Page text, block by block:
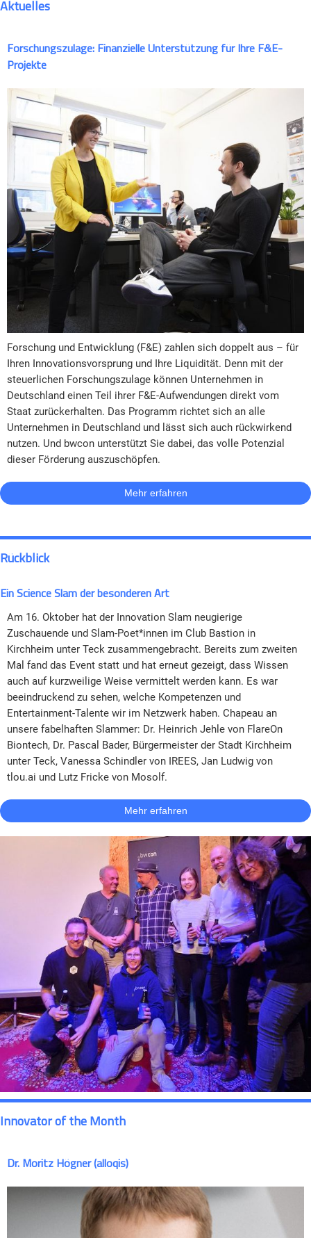
Aktuelles
Forschungszulage: Finanzielle Unterstützung für Ihre F&E-
Projekte
Forschung und Entwicklung (F&E) zahlen sich doppelt aus – für
Ihren Innovationsvorsprung und Ihre Liquidität. Denn mit der
steuerlichen Forschungszulage können Unternehmen in
Deutschland einen Teil ihrer F&E-Aufwendungen direkt vom
Staat zurückerhalten. Das Programm richtet sich an alle
Unternehmen in Deutschland und lässt sich auch rückwirkend
nutzen. Und bwcon unterstützt Sie dabei, das volle Potenzial
dieser Förderung auszuschöpfen.
Mehr erfahren
Rückblick
Ein Science Slam der besonderen Art
Am 16. Oktober hat der Innovation Slam neugierige
Zuschauende und Slam-Poet*innen im Club Bastion in
Kirchheim unter Teck zusammengebracht. Bereits zum zweiten
Mal fand das Event statt und hat erneut gezeigt, dass Wissen
auch auf kurzweilige Weise vermittelt werden kann. Es war
beeindruckend zu sehen, welche Kompetenzen und
Entertainment-Talente wir im Netzwerk haben. Chapeau an
unsere fabelhaften Slammer: Dr. Heinrich Jehle von FlareOn
Biontech, Dr. Pascal Bader, Bürgermeister der Stadt Kirchheim
unter Teck, Vanessa Schindler von IREES, Jan Ludwig von
tlou.ai und Lutz Fricke von Mosolf.
Mehr erfahren
Innovator of the Month
Dr. Moritz Högner (alloqis)